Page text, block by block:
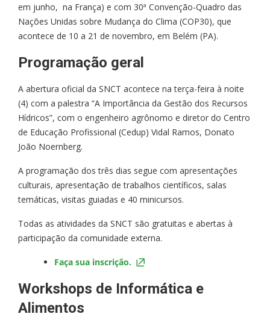
em junho, na França) e com 30ª Convenção-Quadro das
Nações Unidas sobre Mudança do Clima (COP30), que
acontece de 10 a 21 de novembro, em Belém (PA).
Programação geral
A abertura oficial da SNCT acontece na terça-feira à noite
(4) com a palestra “A Importância da Gestão dos Recursos
Hídricos”, com o engenheiro agrônomo e diretor do Centro
de Educação Profissional (Cedup) Vidal Ramos, Donato
João Noernberg.
A programação dos três dias segue com apresentações
culturais, apresentação de trabalhos científicos, salas
temáticas, visitas guiadas e 40 minicursos.
Todas as atividades da SNCT são gratuitas e abertas à
participação da comunidade externa.
Faça sua inscrição.
Workshops de Informática e
Alimentos